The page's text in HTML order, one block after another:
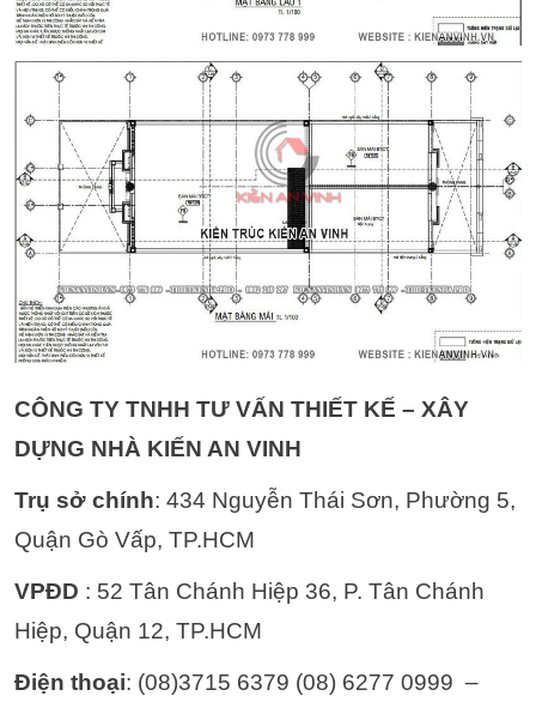
CÔNG TY TNHH TƯ VẤN THIẾT KẾ – XÂY
DỰNG NHÀ KIẾN AN VINH
Trụ sở chính: 434 Nguyễn Thái Sơn, Phường 5,
Quận Gò Vấp, TP.HCM
VPĐD : 52 Tân Chánh Hiệp 36, P. Tân Chánh
Hiệp, Quận 12, TP.HCM
Điện thoại: (08)3715 6379 (08) 6277 0999 –